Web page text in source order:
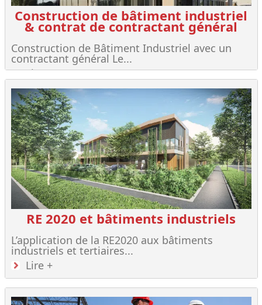
Construction de bâtiment industriel
& contrat de contractant général
Construction de Bâtiment Industriel avec un
contractant général Le...
Lire +
RE 2020 et bâtiments industriels
L’application de la RE2020 aux bâtiments
industriels et tertiaires...
Lire +